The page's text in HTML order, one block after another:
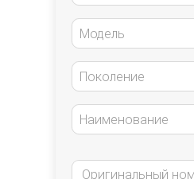
Модель
Поколение
Наименование